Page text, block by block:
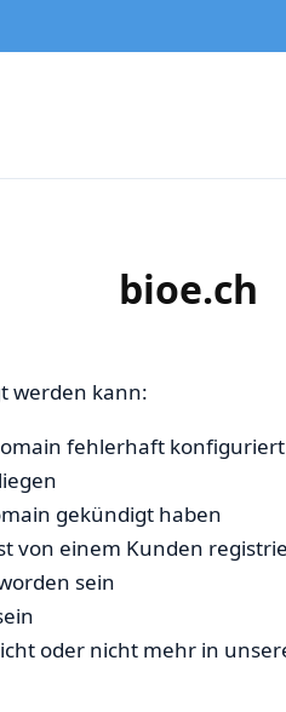
bioe.ch
werden kann:
fehlerhaft
gekündigt haben
von einem Kunden
sein
oder nicht mehr in